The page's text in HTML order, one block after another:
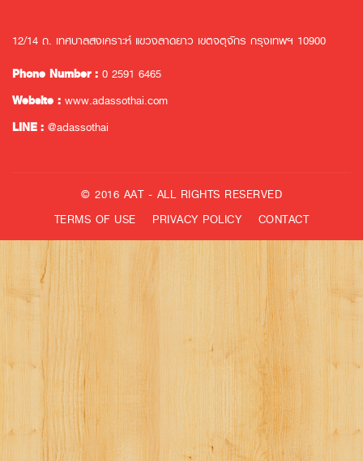
12/14 ถ. เทศบาลสงเคราะห์ แขวงลาดยาว เขตจตุจักร กรุงเทพฯ 10900
Phone Number : 0 2591 6465
Website : www.adassothai.com
LINE : @adassothai
© 2016 AAT - ALL RIGHTS RESERVED
TERMS OF USE
PRIVACY POLICY CONTACT